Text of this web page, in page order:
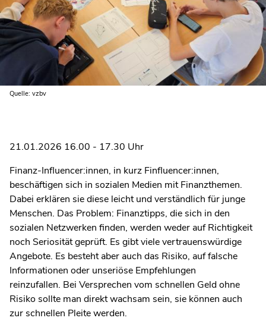
Quelle: vzbv
21.01.2026 16.00 - 17.30 Uhr
Finanz-Influencer:innen, in kurz Finfluencer:innen,
beschäftigen sich in sozialen Medien mit Finanzthemen.
Dabei erklären sie diese leicht und verständlich für junge
Menschen. Das Problem: Finanztipps, die sich in den
sozialen Netzwerken finden, werden weder auf Richtigkeit
noch Seriosität geprüft. Es gibt viele vertrauenswürdige
Angebote. Es besteht aber auch das Risiko, auf falsche
Informationen oder unseriöse Empfehlungen
reinzufallen. Bei Versprechen vom schnellen Geld ohne
Risiko sollte man direkt wachsam sein, sie können auch
zur schnellen Pleite werden.